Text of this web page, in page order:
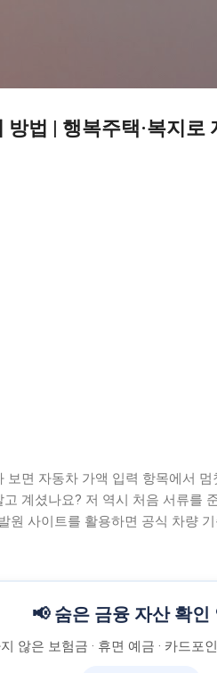
법 | 행복주택·복지로
면 자동차 가액 입력 항목에서
계셨나요? 저 역시 처음 서류를
원 사이트를 활용하면 공식 차량
📢 숨은 금융 자산 확인
않은 보험금 · 휴면 예금 · 카드포